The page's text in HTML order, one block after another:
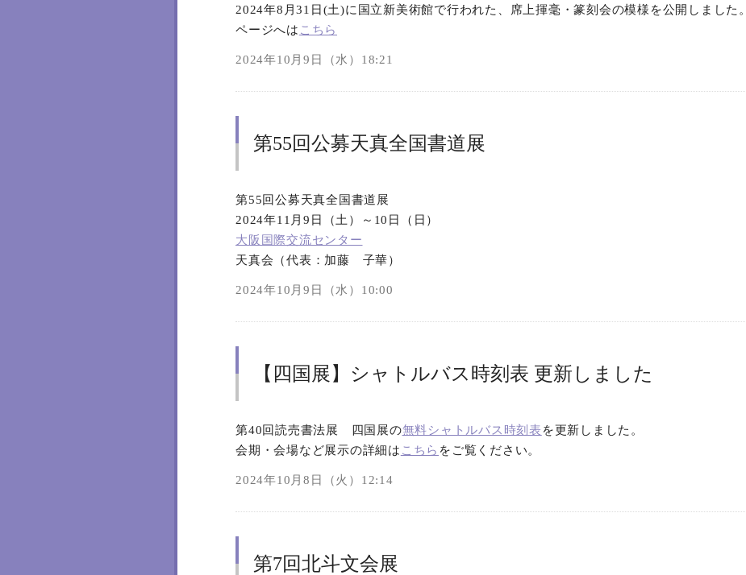
2024年8月31日(土)に国立新美術館で行われた、席上揮毫・篆刻会の模様を公開しました。
ページへは こちら
2024年10月9日（水）18:21
第55回公募天真全国書道展
第55回公募天真全国書道展
2024年11月9日（土）～10日（日）
大阪国際交流センター
天真会（代表：加藤 子華）
2024年10月9日（水）10:00
【四国展】シャトルバス時刻表 更新しました
第40回読売書法展 四国展の無料シャトルバス時刻表 を更新しました。
会期・会場など展示の詳細は こちら をご覧ください。
2024年10月8日（火）12:14
第7回北斗文会展